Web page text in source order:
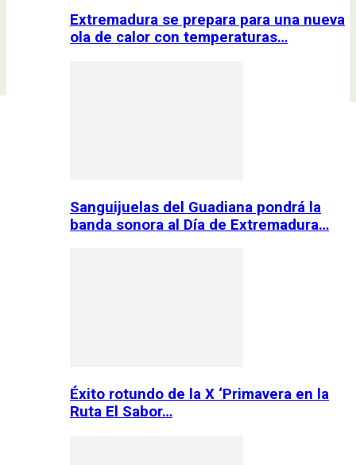
Extremadura se prepara para una nueva
ola de calor con temperaturas…
Sanguijuelas del Guadiana pondrá la
banda sonora al Día de Extremadura…
Éxito rotundo de la X ‘Primavera en la
Ruta El Sabor…